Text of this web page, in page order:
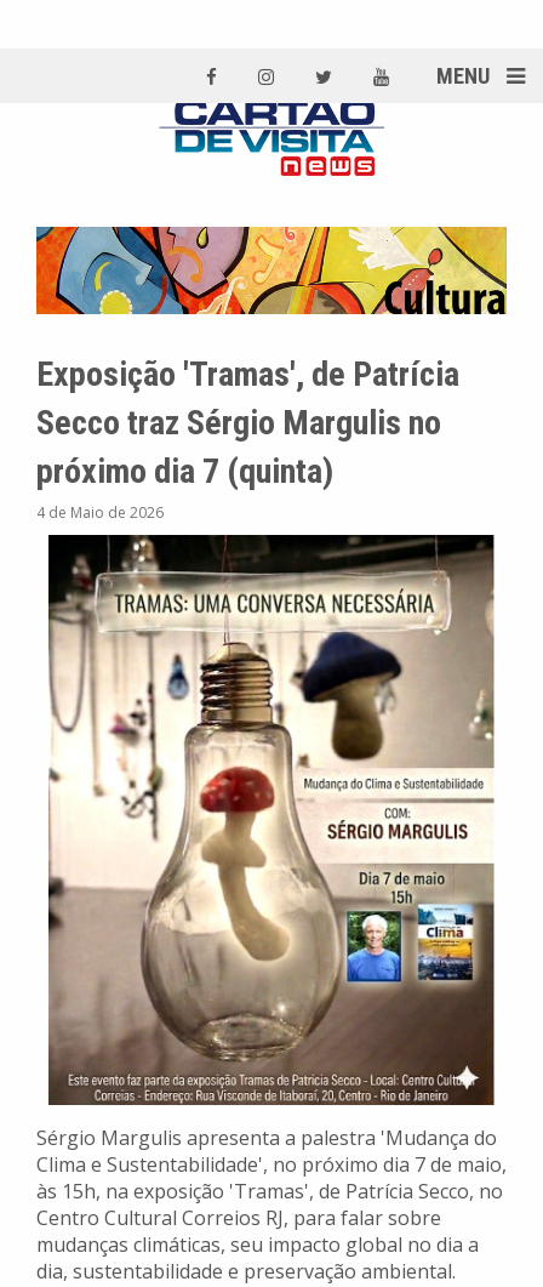
MENU
Exposição 'Tramas', de Patrícia
Secco traz Sérgio Margulis no
próximo dia 7 (quinta)
4 de Maio de 2026
Sérgio Margulis apresenta a palestra 'Mudança do
Clima e Sustentabilidade', no próximo dia 7 de maio,
às 15h, na exposição 'Tramas', de Patrícia Secco, no
Centro Cultural Correios RJ, para falar sobre
mudanças climáticas, seu impacto global no dia a
dia, sustentabilidade e preservação ambiental.